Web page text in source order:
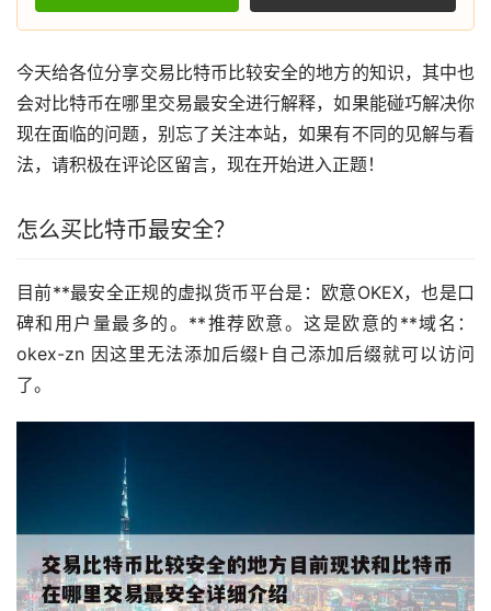
今天给各位分享交易 比特币 比较安全的地方的知识，其中也
会对比特币在哪里交易最安全进行解释，如果能碰巧解决你
现在面临的问题，别忘了关注本站，如果有不同的见解与看
法，请积极在评论区留言，现在开始进入正题！
怎么买比特币最安全？
目前**最安全正规的虚拟货币平台是： 欧意OKEX，也是口
碑和用户量最多的。**推荐欧意。这是欧意的**域名：
okex-zn 因这里无法添加后缀߅自己添加后缀就可以访问
了。